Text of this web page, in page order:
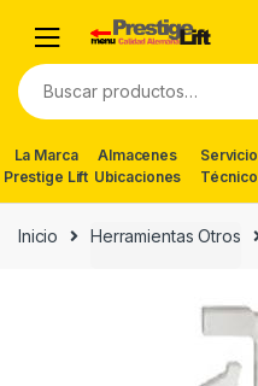
navigation
content
Buscar
por:
La Marca
Prestige Lift
Almacenes
Ubicaciones
Servicio
Técnico
Inicio Herramientas Otros